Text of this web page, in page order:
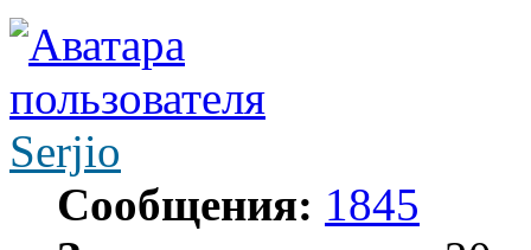
Serjio
Сообщения: 1845